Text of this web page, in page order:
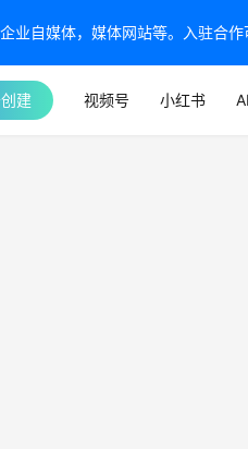
业自媒体，媒体网站等。入驻合
建 视频号 小红书